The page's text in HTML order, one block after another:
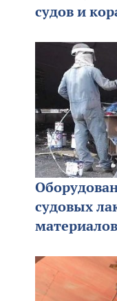
судов и
судовых
материалов